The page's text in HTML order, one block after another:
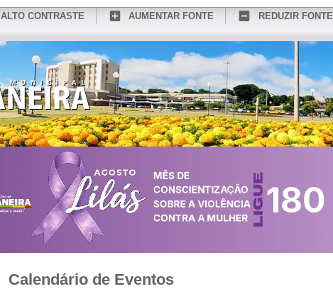
ALTO CONTRASTE AUMENTAR FONTE
REDUZIR FONTE
CONHEÇA MEDIANEIRA
Calendário de Eventos